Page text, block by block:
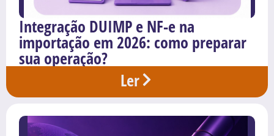
Integração DUIMP e NF-e na
importação em 2026: como preparar
sua operação?
Ler